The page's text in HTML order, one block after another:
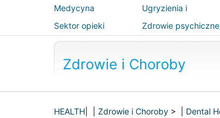
Medycyna
alternatywna
Ugryzienia i
użądlenia
Sektor opieki
zdrowotnej
Zdrowie psychiczne
Zdrowie i Choroby
HEALTH Zdrowie i Choroby > | Dental